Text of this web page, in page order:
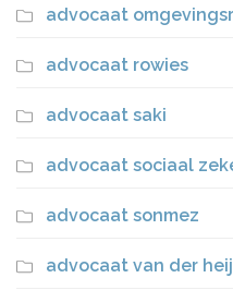
advocaat
advocaat rowies
advocaat saki
advocaat sociaal
advocaat sonmez
advocaat van der